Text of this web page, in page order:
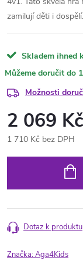
zamilují děti i dospělí.
Skladem ihned
Možnosti
2 069 Kč
1 710 Kč bez DPH
Dotaz k produktu
Značka:Aga4Kids